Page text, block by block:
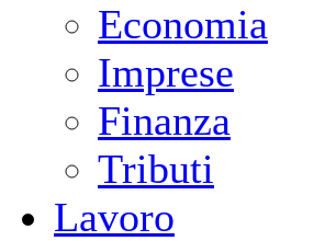
Economia
Imprese
Finanza
Tributi
Lavoro